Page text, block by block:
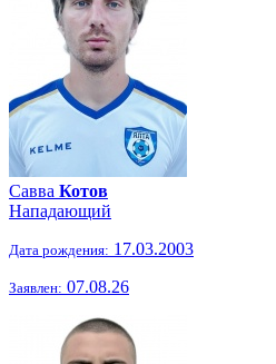
Савва Котов
Нападающий
Дата рождения: 17.03.2003
Заявлен: 07.08.26